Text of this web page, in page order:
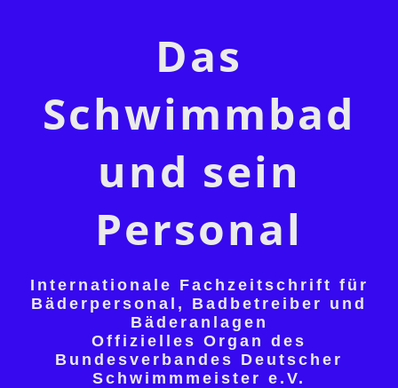
Das
Schwimmbad
und sein
Personal
Internationale Fachzeitschrift für
Bäderpersonal, Badbetreiber und
Bäderanlagen
Offizielles Organ des
Bundesverbandes Deutscher
Schwimmmeister e.V.